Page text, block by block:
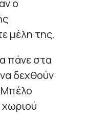
ο
μέλη της.
πάνε στα
δεχθούν